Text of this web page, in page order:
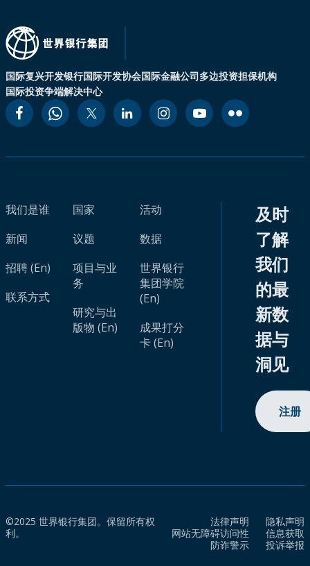
国际复兴开发银行国际开发协会国际金融公司多边投资担保机构
国际投资争端解决中心
我们是谁
新闻
招聘 (En)
联系方式
国家
议题
项目与业
务
研究与出
版物 (En)
活动
数据
世界银行
集团学院
(En)
成果打分
卡 (En)
及时
了解
我们
的最
新数
据与
洞见
注册
©2025 世界银行集团。保留所有权
利。
法律声明
隐私声明
网站无障碍访问性
信息获取
防诈警示
投诉举报